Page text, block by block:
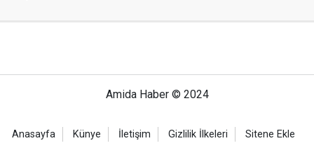
Amida Haber © 2024
Anasayfa Künye İletişim Gizlilik İlkeleri Sitene Ekle